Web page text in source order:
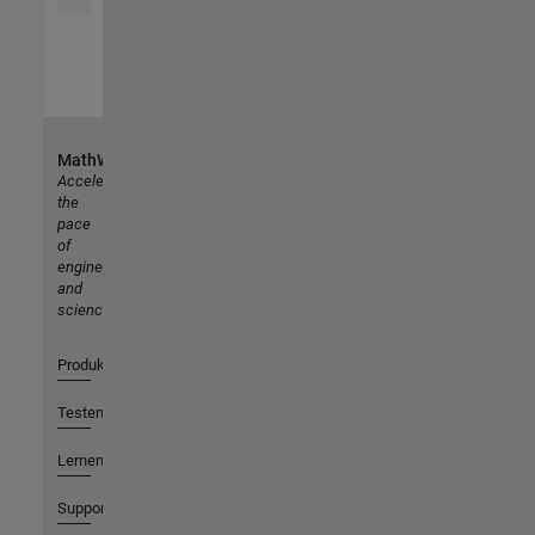
MathWorks
Accelerating
the
pace
of
engineering
and
science
Produkte
Testen oder Kaufen
Lernen
Support